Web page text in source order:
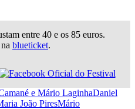
entre 40 e os 85 euros.
blueticket.
e Mário LaginhaDaniel
João PiresMário